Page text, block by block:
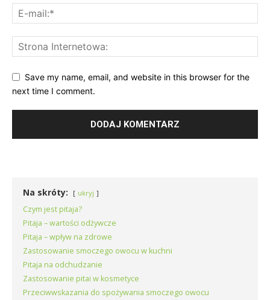
Save my name, email, and website in this browser for the
next time I comment.
Na skróty: ukryj
Czym jest pitaja?
Pitaja – wartości odżywcze
Pitaja – wpływ na zdrowe
Zastosowanie smoczego owocu w kuchni
Pitaja na odchudzanie
Zastosowanie pitai w kosmetyce
Przeciwwskazania do spożywania smoczego owocu